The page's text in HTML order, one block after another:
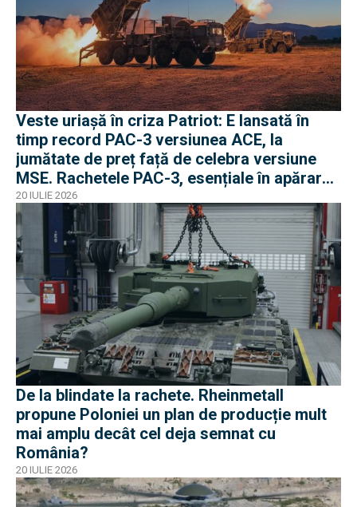
Veste uriașă în criza Patriot: E lansată în
timp record PAC-3 versiunea ACE, la
jumătate de preț față de celebra versiune
MSE. Rachetele PAC-3, esențiale în apărarea
antibalistică
20 IULIE 2026
De la blindate la rachete. Rheinmetall
propune Poloniei un plan de producție mult
mai amplu decât cel deja semnat cu
România?
20 IULIE 2026